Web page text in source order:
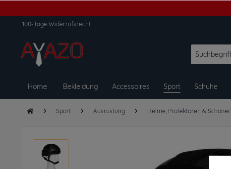
100-Tage Widerrufsrecht
Home Bekleidung Accessoires Sport Schuhe
Sport Ausrüstung Helme, Protektoren & Schoner